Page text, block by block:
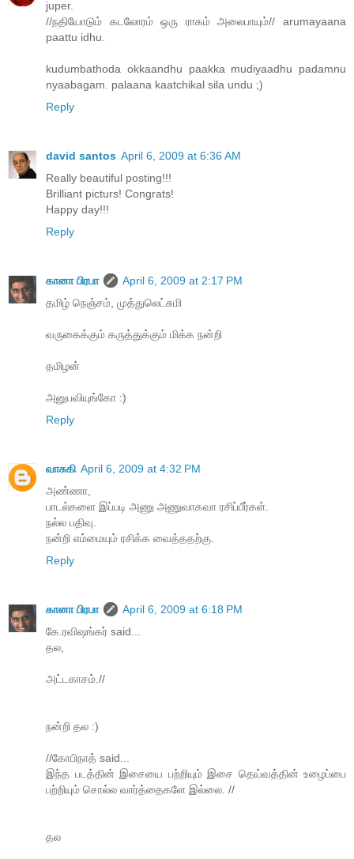
juper.
//நதியோடும் கடலோரம் ஒரு ராகம் அலைபாயும்// arumayaana
paattu idhu.
kudumbathoda okkaandhu paakka mudiyaadhu padamnu
nyaabagam. palaana kaatchikal sila undu ;)
Reply
david santos April 6, 2009 at 6:36 AM
Really beautiful posting!!!
Brilliant picturs! Congrats!
Happy day!!!
Reply
கானா பிரபா
April 6, 2009 at 2:17 PM
தமிழ்‍ நெஞ்சம், முத்துலெட்சுமி
வருகைக்கும் கருத்துக்கும் மிக்க நன்றி
தமிழன்
அனுபவியுங்கோ :)
Reply
வாசுகி April 6, 2009 at 4:32 PM
அண்ணா,
பாடல்களை இப்படி அணு அணுவாகவா ரசிப்பீர்கள்.
நல்ல பதிவு.
நன்றி எம்மையும் ரசிக்க வைத்ததற்கு.
Reply
கானா பிரபா
April 6, 2009 at 6:18 PM
கே.ரவிஷங்கர் said...
தல,
அட்டகாசம்.//
நன்றி தல :)
//கோபிநாத் said...
இந்த படத்தின் இசையை பற்றியும் இசை தெய்வத்தின் உழைப்பை
பற்றியும் சொல்ல வார்த்தைகளே இல்லை. //
தல